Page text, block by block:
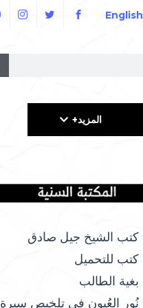
English
المزيد+
كتب الشيخ جيل صادق
كتب للتحميل
بغية الطالب
نُور العُيون في تلخيص سيرة